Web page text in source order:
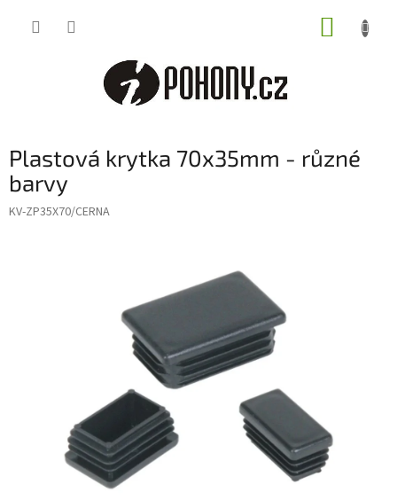
Plastová krytka 70x35mm - různé
barvy
KV-ZP35X70/CERNA